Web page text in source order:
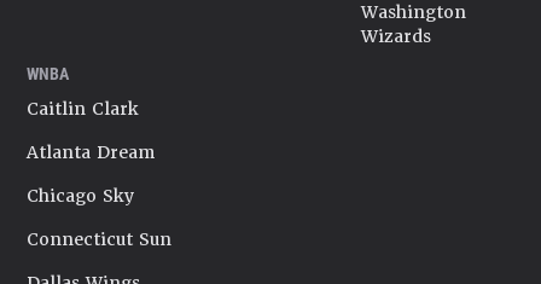
Washington
Wizards
WNBA
Caitlin Clark
Atlanta Dream
Chicago Sky
Connecticut Sun